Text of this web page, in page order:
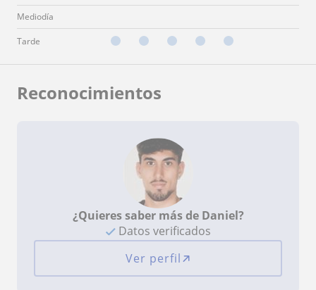
Mediodía
Tarde
Reconocimientos
¿Quieres saber más de Daniel?
Datos verificados
Ver perfil